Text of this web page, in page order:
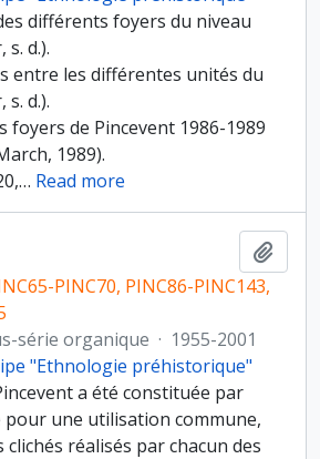
différents foyers du niveau
s. d.).
entre les différentes unités du
s. d.).
foyers de Pincevent 1986-1989
1989).
… Read more
PINC70, PINC86-PINC143,
série organique · 1955-2001
"Ethnologie préhistorique"
a été constituée par
pour une utilisation commune,
réalisés par chacun des